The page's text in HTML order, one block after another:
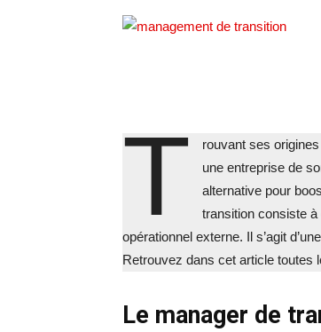
T
rouvant ses
une entreprise de
alternative pour
transition consiste à
opérationnel externe. Il s’agit
Retrouvez dans cet article toutes
Le manager de